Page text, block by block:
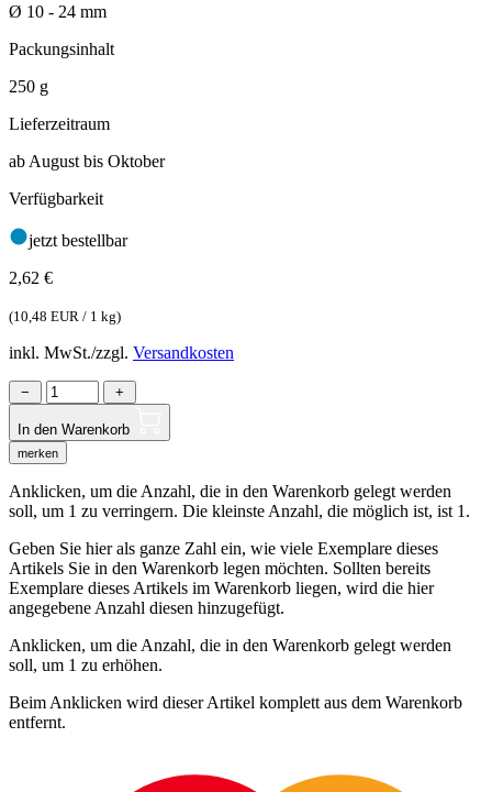
Ø 10 - 24 mm
Packungsinhalt
250 g
Lieferzeitraum
ab August bis Oktober
Verfügbarkeit
jetzt bestellbar
2,62 €
(10,48 EUR / 1 kg)
inkl. MwSt./zzgl. Versandkosten
− +
In den Warenkorb
merken
Anklicken, um die Anzahl, die in den Warenkorb gelegt werden
soll, um 1 zu verringern. Die kleinste Anzahl, die möglich ist, ist 1.
Geben Sie hier als ganze Zahl ein, wie viele Exemplare dieses
Artikels Sie in den Warenkorb legen möchten. Sollten bereits
Exemplare dieses Artikels im Warenkorb liegen, wird die hier
angegebene Anzahl diesen hinzugefügt.
Anklicken, um die Anzahl, die in den Warenkorb gelegt werden
soll, um 1 zu erhöhen.
Beim Anklicken wird dieser Artikel komplett aus dem Warenkorb
entfernt.